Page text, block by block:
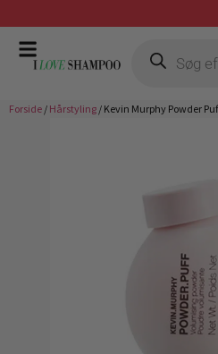
Prismatch mod billigste forhandler
Forside / Hårstyling / Kevin Murphy Powder